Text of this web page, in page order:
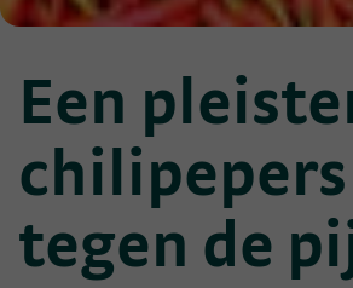
Een
chilipepers
tegen de